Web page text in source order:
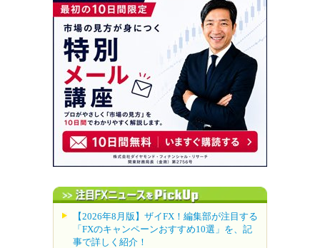
【2026年8月版】ザイFX！編集部が注目する
「FXのキャンペーンおすすめ10選」を、記
事で詳しく紹介！